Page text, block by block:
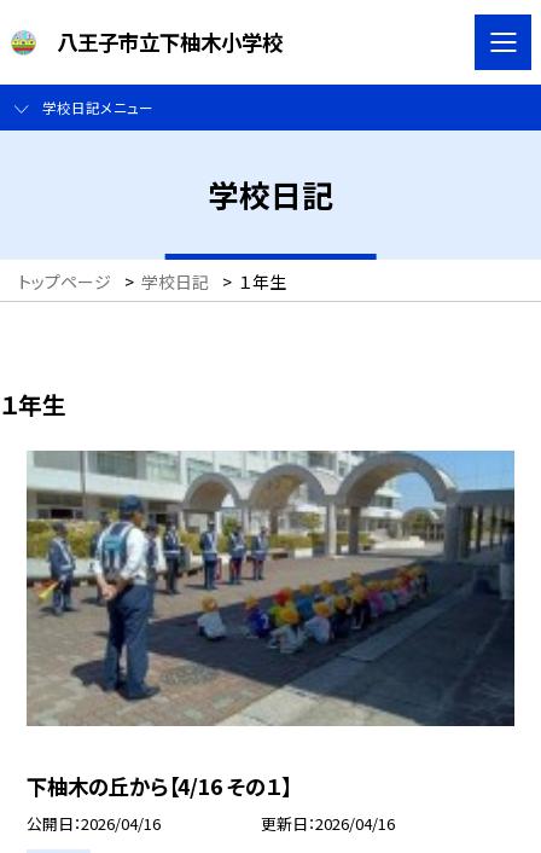
八王子市立下柚木小学校
学校日記メニュー
学校日記
トップページ > 学校日記 > １年生
１年生
下柚木の丘から【4/16 その１】
公開日 2026/04/16 更新日 2026/04/16